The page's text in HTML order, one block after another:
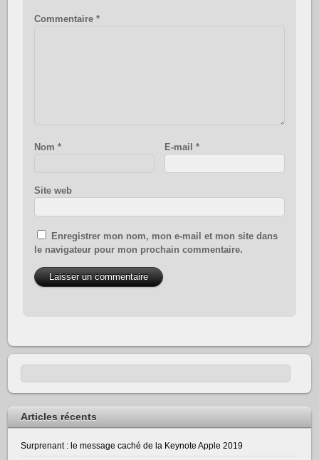
Commentaire *
Nom * E-mail*
Site web
Enregistrer mon nom, mon e-mail et mon site dans
le navigateur pour mon prochain commentaire.
Articles récents
Surprenant : le message caché de la Keynote Apple 2019